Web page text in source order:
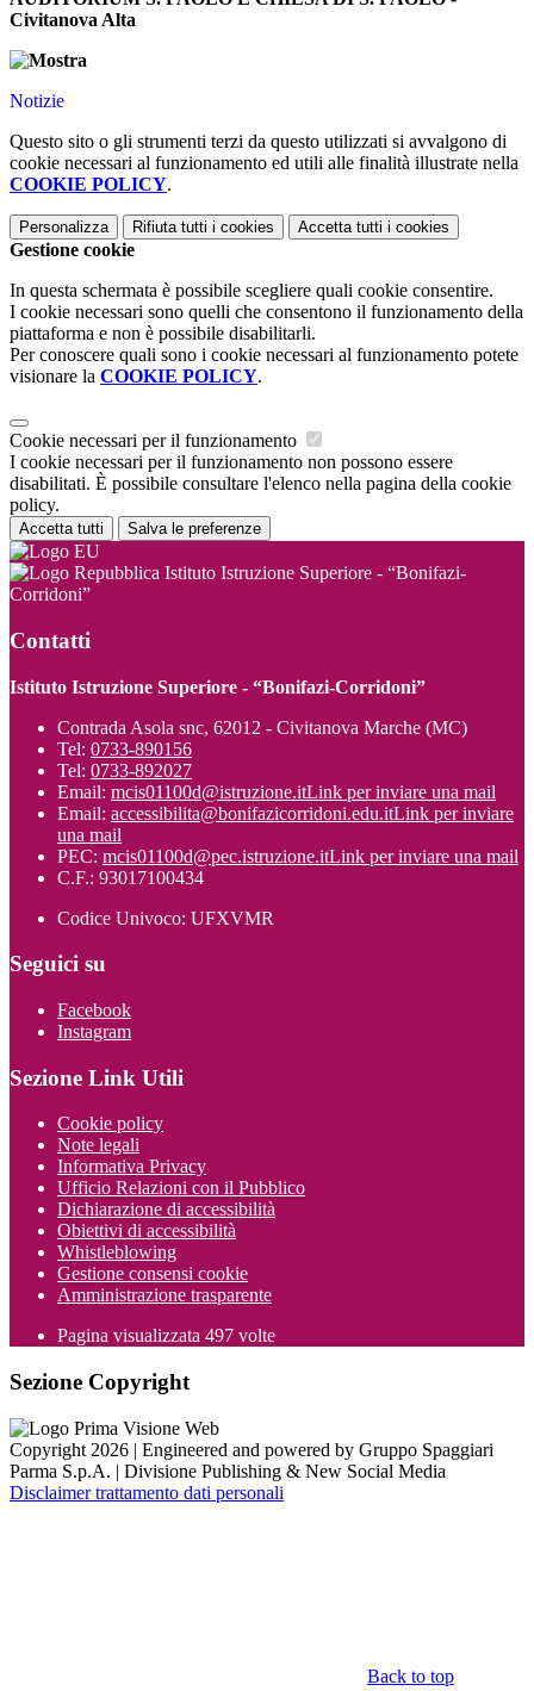
Civitanova Alta
Notizie
Questo sito o gli strumenti terzi da questo utilizzati si avvalgono di
cookie necessari al funzionamento ed utili alle finalità illustrate nella
COOKIE POLICY.
Personalizza Rifiuta tutti i cookies Accetta tutti i cookies
Gestione cookie
In questa schermata è possibile scegliere quali cookie consentire.
I cookie necessari sono quelli che consentono il funzionamento della
piattaforma e non è possibile disabilitarli.
Per conoscere quali sono i cookie necessari al funzionamento potete
visionare la COOKIE POLICY.
Cookie necessari per il funzionamento
I cookie necessari per il funzionamento non possono essere
disabilitati. È possibile consultare l'elenco nella pagina della cookie
policy.
Accetta tutti Salva le preferenze
Istituto Istruzione Superiore - “Bonifazi-
Corridoni”
Contatti
Istituto Istruzione Superiore - “Bonifazi-Corridoni”
Contrada Asola snc, 62012 - Civitanova Marche (MC)
Tel: 0733-890156
Tel: 0733-892027
Email: mcis01100d@istruzione.itLink per inviare una mail
Email: accessibilita@bonifazicorridoni.edu.itLink per inviare
una mail
PEC: mcis01100d@pec.istruzione.itLink per inviare una mail
C.F.: 93017100434
Codice Univoco: UFXVMR
Seguici su
Facebook
Instagram
Sezione Link Utili
Cookie policy
Note legali
Informativa Privacy
Ufficio Relazioni con il Pubblico
Dichiarazione di accessibilità
Obiettivi di accessibilità
Whistleblowing
Gestione consensi cookie
Amministrazione trasparente
Pagina visualizzata 497 volte
Sezione Copyright
Copyright 2026 | Engineered and powered by Gruppo Spaggiari
Parma S.p.A. | Divisione Publishing & New Social Media
Disclaimer trattamento dati personali
Back to top